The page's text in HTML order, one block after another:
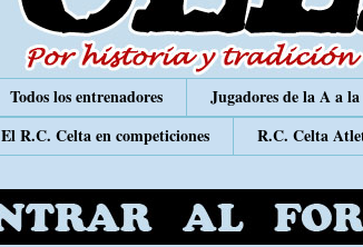
Todos los entrenadores Jugadores de la A a
El R.C. Celta en competiciones R.C. Celta